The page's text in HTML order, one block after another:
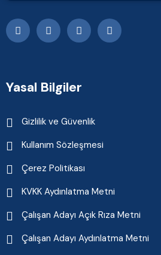
Yasal Bilgiler
Gizlilik ve Güvenlik
Kullanım Sözleşmesi
Çerez Politikası
KVKK Aydınlatma Metni
Çalışan Adayı Açık Rıza Metni
Çalışan Adayı Aydınlatma Metni